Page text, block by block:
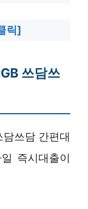
릭]
쓰담쓰
쓰담 간편대
즉시대출이